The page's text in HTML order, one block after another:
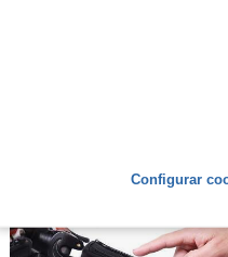
Configurar